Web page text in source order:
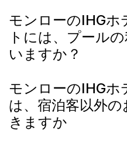
モンローのIHGホ
トには、プール
いますか？
モンローのIHGホ
は、宿泊客以外
きますか